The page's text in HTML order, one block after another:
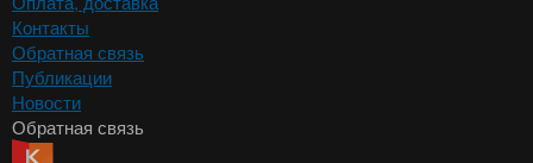
Контакты
Обратная связь
Публикации
Новости
Обратная связь